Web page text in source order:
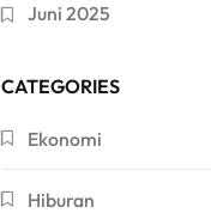
Juni 2025
CATEGORIES
Ekonomi
Hiburan